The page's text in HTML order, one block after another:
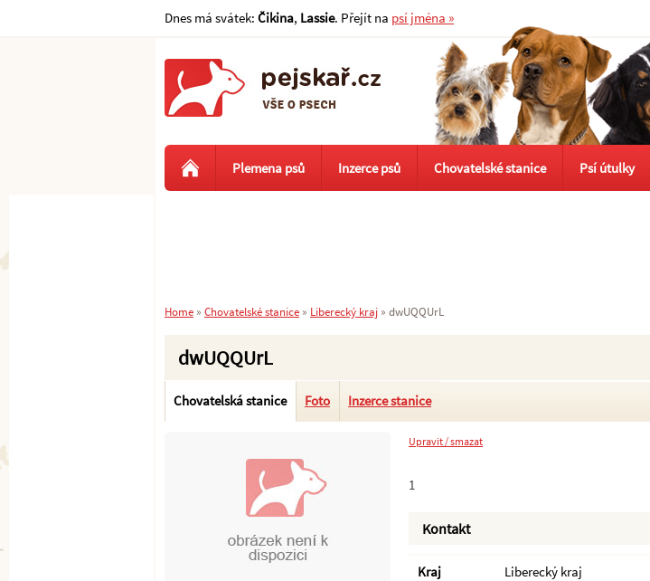
dwUQQUrL
Chovatelská stanice Foto Inzerce stanice
Upravit / smazat
1
Kontakt
Kraj
Liberecký kraj
Plemena psů Inzerce psů Chovatelské stanice Psí útulky
Home » Chovatelské stanice » Liberecký kraj » dwUQQUrL
Dnes má svátek: Čikina, Lassie. Přejít na psí jména »